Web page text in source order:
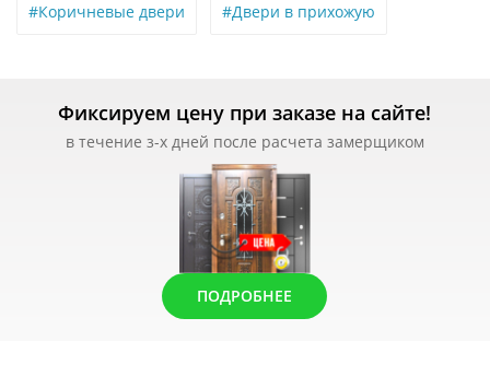
#Коричневые двери #Двери в прихожую
Фиксируем цену при заказе на сайте!
в течение з-х дней после расчета замерщиком
ПОДРОБНЕЕ